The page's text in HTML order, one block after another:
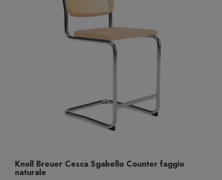
Knoll Breuer Cesca Sgabello Counter faggio
naturale